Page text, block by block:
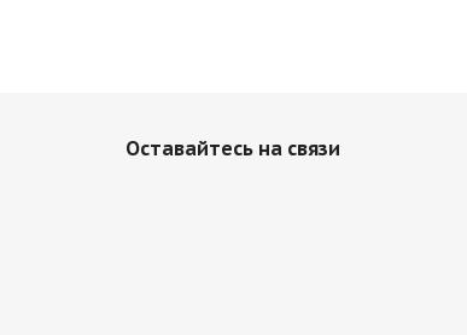
Оставайтесь на связи